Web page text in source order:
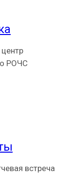
РОЧС
встреча